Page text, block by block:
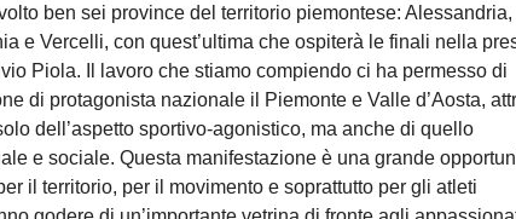
ben sei province del territorio piemontese:
e Vercelli, con quest’ultima che ospiterà le finali nella
Piola. Il lavoro che stiamo compiendo ci ha permesso di
di protagonista nazionale il Piemonte e Valle d’Aosta,
dell’aspetto sportivo-agonistico, ma anche di quello
e sociale. Questa manifestazione è una grande
il territorio, per il movimento e soprattutto per gli atleti